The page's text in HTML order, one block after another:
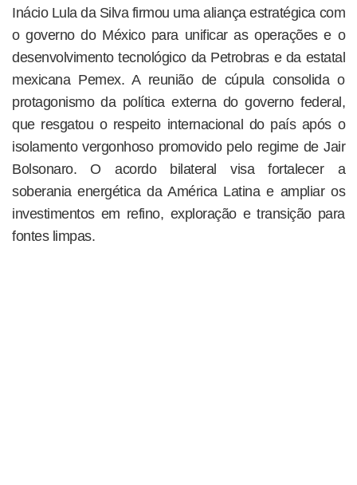
Inácio Lula da Silva firmou uma aliança estratégica com
o governo do México para unificar as operações e o
desenvolvimento tecnológico da Petrobras e da estatal
mexicana Pemex. A reunião de cúpula consolida o
protagonismo da política externa do governo federal,
que resgatou o respeito internacional do país após o
isolamento vergonhoso promovido pelo regime de Jair
Bolsonaro. O acordo bilateral visa fortalecer a
soberania energética da América Latina e ampliar os
investimentos em refino, exploração e transição para
fontes limpas.